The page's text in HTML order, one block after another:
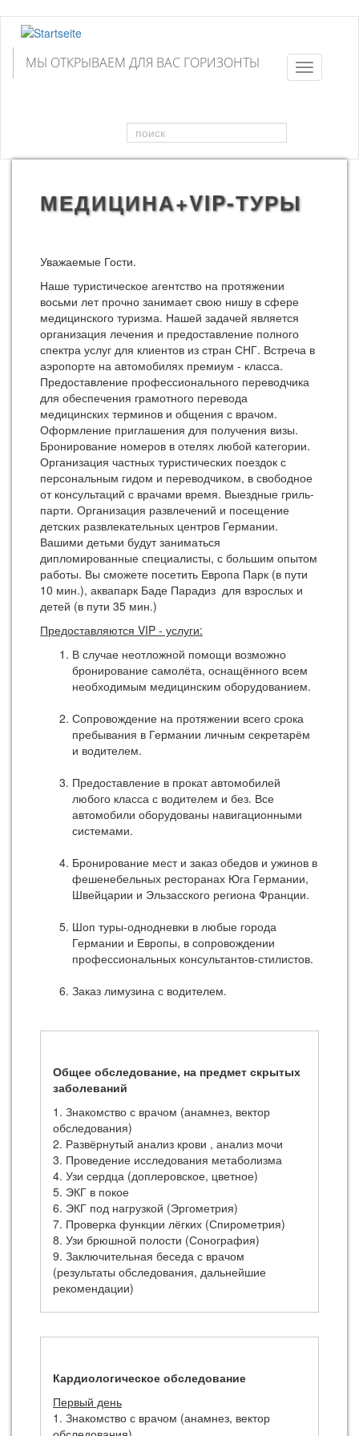
Direkt
zum
InhaltМЫ ОТКРЫВАЕМ ДЛЯ ВАС ГОРИЗОНТЫ
Toggle
navigation
Suchformular
МЕДИЦИНА+VIP-ТУРЫ
Уважаемые Гости.
Наше туристическое агентство на протяжении
восьми лет прочно занимает свою нишу в сфере
медицинского туризма. Нашей задачей является
организация лечения и предоставление полного
спектра услуг для клиентов из стран СНГ. Встреча в
аэропорте на автомобилях премиум - класса.
Предоставление профессионального переводчика
для обеспечения грамотного перевода
медицинских терминов и общения с врачом.
Оформление приглашения для получения визы.
Бронирование номеров в отелях любой категории.
Организация частных туристических поездок с
персональным гидом и переводчиком, в свободное
от консультаций с врачами время. Выездные гриль-
парти. Организация развлечений и посещение
детских развлекательных центров Германии.
Вашими детьми будут заниматься
дипломированные специалисты, с большим опытом
работы. Вы сможете посетить Европа Парк (в пути
10 мин.), аквапарк Баде Парадиз для взрослых и
детей (в пути 35 мин.)
Предоставляются VIP - услуги:
В случае неотложной помощи возможно
бронирование самолёта, оснащённого всем
необходимым медицинским оборудованием.
Сопровождение на протяжении всего срока
пребывания в Германии личным секретарём
и водителем.
Предоставление в прокат автомобилей
любого класса с водителем и без. Все
автомобили оборудованы навигационными
системами.
Бронирование мест и заказ обедов и ужинов в
фешенебельных ресторанах Юга Германии,
Швейцарии и Эльзасского региона Франции.
Шоп туры-однодневки в любые города
Германии и Европы, в сопровождении
профессиональных консультантов-стилистов.
Заказ лимузина с водителем.
Общее обследование, на предмет скрытых
заболеваний
1. Знакомство с врачом (анамнез, вектор
обследования)
2. Развёрнутый анализ крови , анализ мочи
3. Проведение исследования метаболизма
4. Узи сердца (доплеровское, цветное)
5. ЭКГ в покое
6. ЭКГ под нагрузкой (Эргометрия)
7. Проверка функции лёгких (Спирометрия)
8. Узи брюшной полости (Сонография)
9. Заключительная беседа с врачом
(результаты обследования, дальнейшие
рекомендации)
Кардиологическое обследование
Первый день
1. Знакомство с врачом (анамнез, вектор